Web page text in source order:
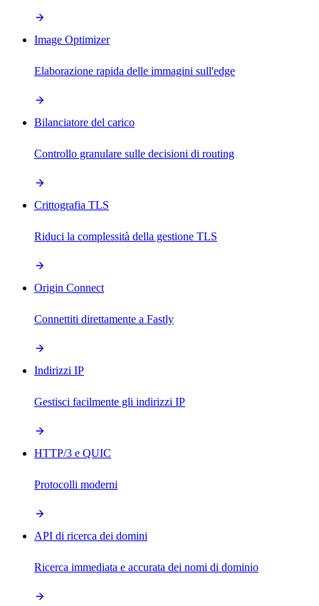
Image Optimizer
Elaborazione rapida delle immagini sull'edge
Bilanciatore del carico
Controllo granulare sulle decisioni di routing
Crittografia TLS
Riduci la complessità della gestione TLS
Origin Connect
Connettiti direttamente a Fastly
Indirizzi IP
Gestisci facilmente gli indirizzi IP
HTTP/3 e QUIC
Protocolli moderni
API di ricerca dei domini
Ricerca immediata e accurata dei nomi di dominio